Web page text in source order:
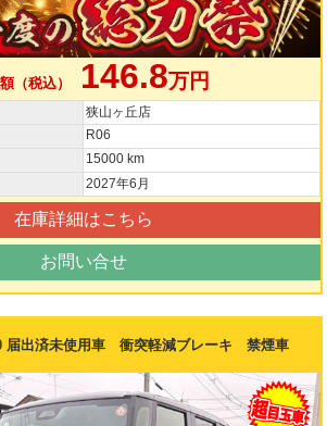
（税込） 146.8万円
狭山ヶ丘店
R06
15000 km
2027年6月
在庫詳細はこちら
お問い合せ
届出済未使用車 衝突軽減ブレーキ 禁煙車